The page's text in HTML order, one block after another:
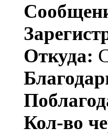
Откуда:
Кол-во